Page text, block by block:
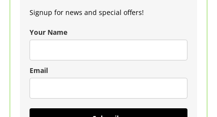
Signup for news and special offers!
Your Name
Email